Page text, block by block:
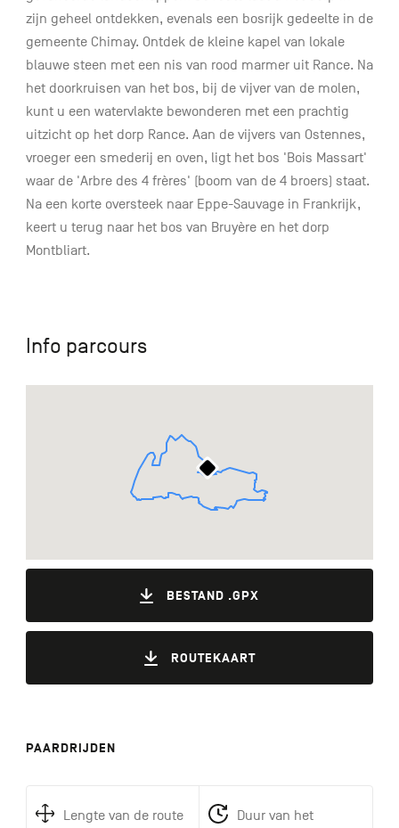
zijn geheel ontdekken, evenals een bosrijk gedeelte in de
gemeente Chimay. Ontdek de kleine kapel van lokale
blauwe steen met een nis van rood marmer uit Rance. Na
het doorkruisen van het bos, bij de vijver van de molen,
kunt u een watervlakte bewonderen met een prachtig
uitzicht op het dorp Rance. Aan de vijvers van Ostennes,
vroeger een smederij en oven, ligt het bos 'Bois Massart'
waar de 'Arbre des 4 frères' (boom van de 4 broers) staat.
Na een korte oversteek naar Eppe-Sauvage in Frankrijk,
keert u terug naar het bos van Bruyère en het dorp
Montbliart.
Info parcours
BESTAND .GPX
ROUTEKAART
PAARDRIJDEN
Lengte van de route
Duur van het